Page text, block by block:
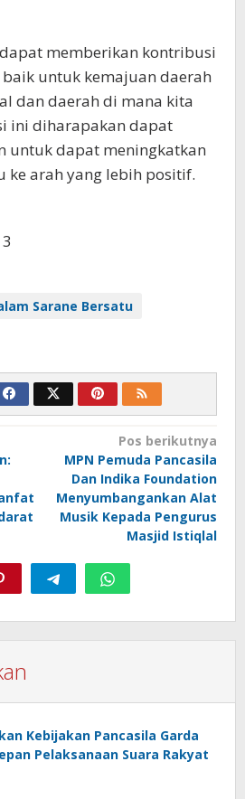
memberikan kontribusi
untuk kemajuan daerah
dan daerah di mana kita
ini diharapakan dapat
untuk dapat meningkatkan
ke arah yang lebih positif.
Sarane Bersatu
Pos berikutnya
MPN Pemuda Pancasila
Dan Indika Foundation
Menyumbangankan Alat
Musik Kepada Pengurus
Masjid Istiqlal
Kebijakan Pancasila Garda
Pelaksanaan Suara Rakyat